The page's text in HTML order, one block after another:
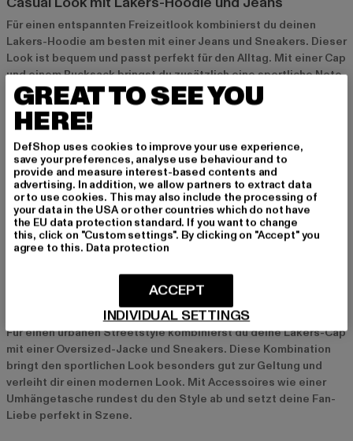
Für einen entspannten Freizeitlook kombinierst du deinen
Lakers-Hoodie am besten mit einer Jeans und Sneakers. Dieser
Look ist bequem und passt perfekt für den Alltag. Mit einer Cap
und einem Rucksack bringst du zusätzlich eine sportliche Note
in dein Outfit und zeigst deinen Teamgeist auf coole Weise.
Sportlicher Style mit Lakers-T-Shirt und
Jogginghose
Ein sportlicher Look gelingt dir, wenn du das Lakers-T-Shirt mit
einer Jogginghose und Sneakers kombinierst. Dieser Style ist
ideal für Freizeitaktivitäten und bringt deine Leidenschaft für
dein Team perfekt zur Geltung. Besonders gut passen die
sportlichen Designs von Nike und Jordan.
Urban Streetstyle mit Lakers-Cap und Oversized-
Für einen urbanen Streetstyle kombinierst du deine Lakers-Cap
mit einer Oversized-Jacke und Sneakers. Diese Kombination
bringt den sportlichen Look besonders gut zur Geltung und
verleiht dir einen modernen Look. Mit Accessoires wie einer
Umhängetasche rundest du den Style ab und setzt deine Fan-
Liebe perfekt in Szene.
GREAT TO SEE YOU
HERE!
DefShop uses cookies to improve your use experience,
save your preferences, analyse use behaviour and to
provide and measure interest-based contents and
advertising. In addition, we allow partners to extract data
or to use cookies. This may also include the processing of
your data in the USA or other countries which do not have
the EU data protection standard. If you want to change
this, click on "Custom settings". By clicking on "Accept" you
agree to this. Data protection
INDIVIDUAL SETTINGS
ACCEPT